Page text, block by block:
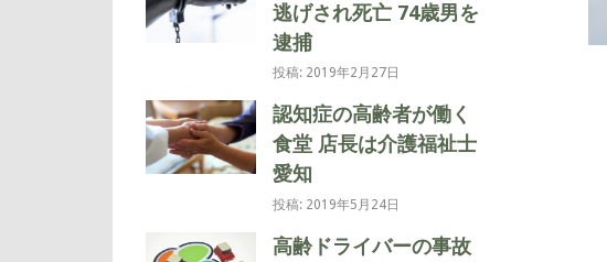
逃げされ死亡 74歳男を
逮捕
投稿: 2019年2月27日
認知症の高齢者が働く
食堂 店長は介護福祉士
愛知
投稿: 2019年5月24日
高齢ドライバーの事故